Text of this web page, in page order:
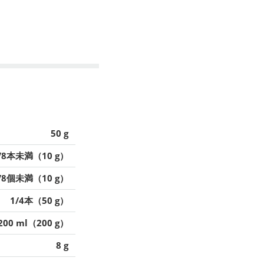
50 g
本未満（10 g）
個未満（10 g）
1/4本（50 g）
ml（200 g）
8 g